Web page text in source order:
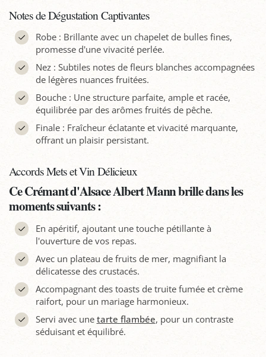
Notes de Dégustation Captivantes
Robe : Brillante avec un chapelet de bulles fines,
promesse d'une vivacité perlée.
Nez : Subtiles notes de fleurs blanches accompagnées
de légères nuances fruitées.
Bouche : Une structure parfaite, ample et racée,
équilibrée par des arômes fruités de pêche.
Finale : Fraîcheur éclatante et vivacité marquante,
offrant un plaisir persistant.
Accords Mets et Vin Délicieux
Ce Crémant d'Alsace Albert Mann brille dans les
moments suivants :
En apéritif, ajoutant une touche pétillante à
l'ouverture de vos repas.
Avec un plateau de fruits de mer, magnifiant la
délicatesse des crustacés.
Accompagnant des toasts de truite fumée et crème
raifort, pour un mariage harmonieux.
Servi avec une tarte flambée, pour un contraste
séduisant et équilibré.